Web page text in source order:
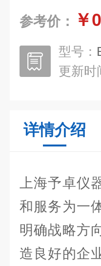
参考价： ￥
型号：
更新时
详情介绍
上海予卓仪
和服务为一
明确战略方
造良好的企